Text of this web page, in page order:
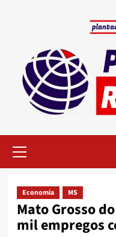
Menu
Economia MS
Mato Grosso
mil empregos